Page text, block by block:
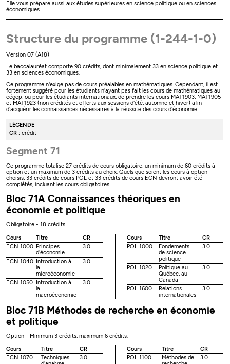
Elle vous prépare aussi aux études supérieures en science politique ou en sciences
économiques.
Structure du programme (1-244-1-0)
Version 07 (A18)
Le baccalauréat comporte 90 crédits, dont minimalement 33 en science politique et
33 en sciences économiques.
Ce programme n'exige pas de cours préalables en mathématiques. Cependant, il est
fortement suggéré pour les étudiants n'ayant pas fait les cours de mathématiques au
cégep, ou pour les étudiants internationaux, de prendre les cours MAT1903, MAT1905
et MAT1923 (non crédités et offerts aux sessions d'été, automne et hiver) afin
d'acquérir les connaissances nécessaires à la réussite des cours d'économie.
LÉGENDE
CR : crédit
Segment 71
Ce programme totalise 27 crédits de cours obligatoire, un minimum de 60 crédits à
option et un maximum de 3 crédits au choix. Quels que soient les cours à option
choisis, 33 crédits de cours POL et 33 crédits de cours ECN devront avoir été
complétés, incluant les cours obligatoires.
Bloc 71A Connaissances théoriques en
économie et politique
Obligatoire - 18 crédits.
Cours
Titre
CR
ECN 1000 Principes
d'économie
3.0
ECN 1040 Introduction à
la
microéconomie
3.0
ECN 1050 Introduction à
la
macroéconomie
3.0
Cours Titre
CR
POL 1000
Fondements
de science
politique
3.0
POL 1020
Politique au
Québec, au
Canada
3.0
POL 1600
Relations
internationales
3.0
Bloc 71B Méthodes de recherche en économie
et politique
Option - Minimum 3 crédits, maximum 6 crédits.
Cours
Titre
CR
ECN 1070
Techniques
3.0
Cours Titre
CR
POL 1100
Méthodes de
3.0